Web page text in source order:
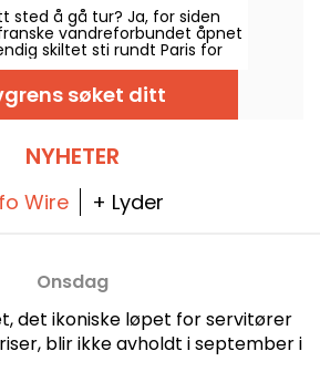
sted å gå tur? Ja, for siden
vandreforbundet åpnet
skiltet sti rundt Paris for
søket ditt
NYHETER
Wire + Lyder
Onsdag
det ikoniske løpet for servitører
blir ikke avholdt i september i